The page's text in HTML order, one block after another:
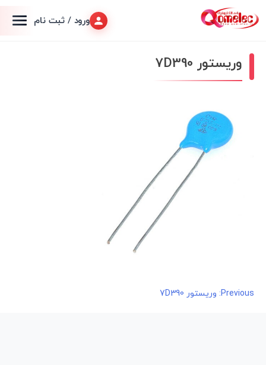
ورود / ثبت نام
وریستور 7D390
راهبری
Previous: وریستور 7D390